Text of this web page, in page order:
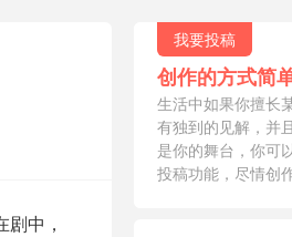
中，
我要投稿
创作的方式简
生活中如果你擅长
有独到的见解，并
是你的舞台，你可
投稿功能，尽情创